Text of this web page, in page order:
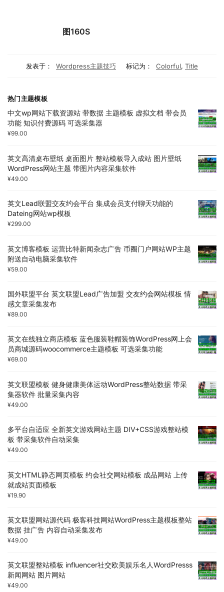
图160S
发表于： Wordpress主题技巧 标记为： Colorful, Title
热门主题模板
中文wp网站下载资源站 带数据 主题模板 虚拟文档 带会员
功能 知识付费源码 可选采集器
¥99.00
英文高清桌布壁纸 桌面图片 整站模板导入成站 图片壁纸
WordPress网站主题 带图片内容采集软件
¥49.00
英文Lead联盟交友约会平台 集成会员支付聊天功能的
Dateing网站wp模板
¥299.00
英文博客模板 运营比特新闻杂志广告 币圈门户网站WP主题
附送自动电脑采集软件
¥59.00
国外联盟平台 英文联盟Lead广告加盟 交友约会网站模板 情
感文章采集发布
¥89.00
英文在线独立商店模板 蓝色服装鞋帽装饰WordPress网上会
员商城源码woocommerce主题模板 可选采集功能
¥69.00
英文联盟模板 健身健康美体运动WordPress整站数据 带采
集器软件 批量采集内容
¥49.00
多平台自适应 全新英文游戏网站主题 DIV+CSS游戏整站模
板 带采集软件自动采集
¥49.00
英文HTML静态网页模板 约会社交网站模板 成品网站 上传
就成站页面模板
¥19.90
英文联盟网站源代码 极客科技网站WordPress主题模板整站
数据 挂广告 内容自动采集发布
¥49.00
英文联盟整站模板 influencer社交欧美娱乐名人WordPresss
新闻网站 图片网站
¥49.00